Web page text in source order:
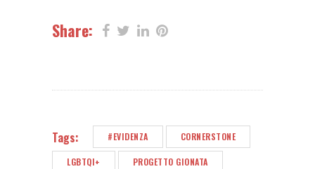
Share:
Tags: #EVIDENZA CORNERSTONE
LGBTQI+ PROGETTO GIONATA